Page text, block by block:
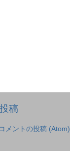
稿
コメントの投稿 (Atom)